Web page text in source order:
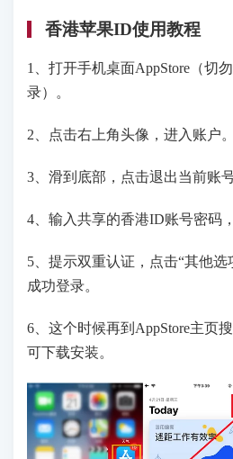
香港苹果ID使用教程
1、打开手机桌面AppStore（切
录）。
2、点击右上角头像，进入账户。
3、滑到底部，点击退出当前账
4、输入共享的香港ID账号密码
5、提示双重认证，点击“其他选
成功登录。
6、这个时候再到AppStore主页
可下载安装。